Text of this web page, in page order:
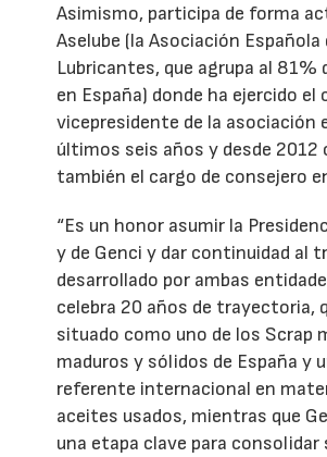
Asimismo, participa de forma
Aselube (la Asociación Española
Lubricantes, que agrupa al 81%
en España) donde ha ejercido el
vicepresidente de la asociación
últimos seis años y desde
también el cargo de consejero
“Es un honor asumir la
y de Genci y dar continuidad al
desarrollado por ambas
celebra 20 años de trayectoria,
situado como uno de los Scrap
maduros y sólidos de España y
referente internacional en
aceites usados, mientras que
una etapa clave para consolidar